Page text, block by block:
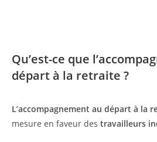
Qu’est-ce que
départ à la retraite ?
L’accompagnement au départ à la
mesure en faveur des travailleurs